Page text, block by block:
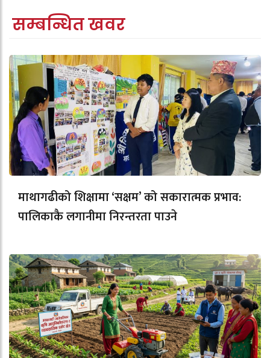
सम्बन्धित खवर
माथागढीको शिक्षामा ‘सक्षम’ को सकारात्मक प्रभाव:
पालिकाकै लगानीमा निरन्तरता पाउने